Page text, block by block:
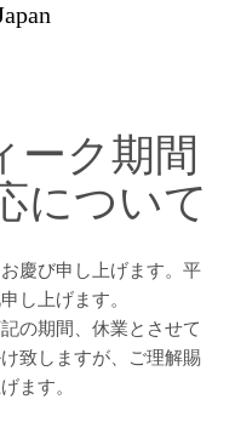
ーク期間
について
慶び申し上げます。平
し上げます。
の期間、休業とさせて
致しますが、ご理解賜
ます。